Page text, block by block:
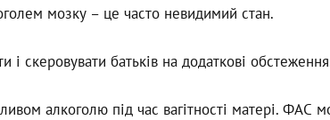
мозку – це часто невидимий стан.
і скеровувати батьків на додаткові
алкоголю під час вагітності матері. ФАС